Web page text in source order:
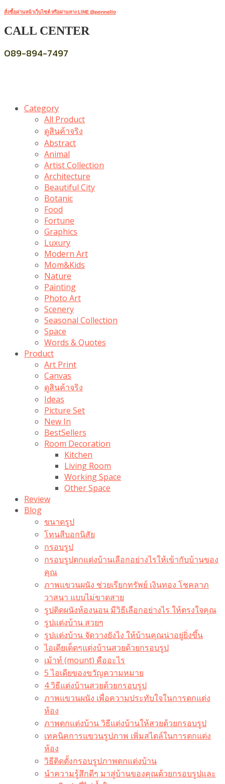
สั่งซื้อผ่านหน้าเว็บไซต์ หรือผ่านทาง LINE @pennello
CALL CENTER
089-894-7497
Category
All Product
ดูสินค้าจริง
Abstract
Animal
Artist Collection
Architecture
Beautiful City
Botanic
Food
Fortune
Graphics
Luxury
Modern Art
Mom&Kids
Nature
Painting
Photo Art
Scenery
Seasonal Collection
Space
Words & Quotes
Product
Art Print
Canvas
ดูสินค้าจริง
Ideas
Picture Set
New In
BestSellers
Room Decoration
Kitchen
Living Room
Working Space
Other Space
Review
Blog
ขนาดรูป
โทนสีบอกนิสัย
กรอบรูป
กรอบรูปตกแต่งบ้านเลือกอย่างไรให้เข้ากับบ้านของ
คุณ
ภาพแขวนผนัง ช่วยเรียกทรัพย์ เงินทอง โชคลาภ
วาสนา แบบไม่ขาดสาย
รูปติดผนังห้องนอน มีวิธีเลือกอย่างไร ให้ตรงใจคุณ
รูปแต่งบ้าน สวยๆ
รูปแต่งบ้าน จัดวางยังไง ให้บ้านคุณน่าอยู่ยิ่งขึ้น
ไอเดียเด็ดๆแต่งบ้านสวยด้วยกรอบรูป
เม้าท์ (mount) คืออะไร​
5 ไอเดียของขวัญความหมาย
4 วิธีแต่งบ้านสวยด้วยกรอบรูป
ภาพแขวนผนัง เพื่อความประทับใจในการตกแต่ง
ห้อง
ภาพตกแต่งบ้าน วิธีแต่งบ้านให้สวยด้วยกรอบรูป
เทคนิคการแขวนรูปภาพ เพิ่มสไตล์ในการตกแต่ง
ห้อง
วิธีติดตั้งกรอบรูปภาพตกแต่งบ้าน
นำความรู้สึกดีๆ มาสู่บ้านของคุณด้วยกรอบรูปและ